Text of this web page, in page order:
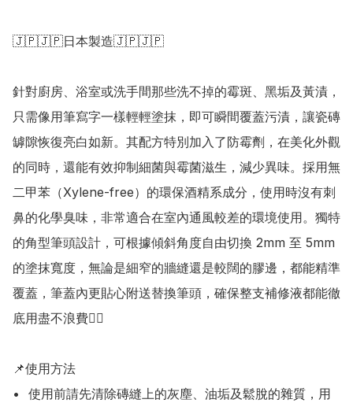
🇯🇵🇯🇵日本製造🇯🇵🇯🇵
針對廚房、浴室或洗手間那些洗不掉的霉斑、黑垢及黃漬，
只需像用筆寫字一樣輕輕塗抹，即可瞬間覆蓋污漬，讓瓷磚
罅隙恢復亮白如新。其配方特別加入了防霉劑，在美化外觀
的同時，還能有效抑制細菌與霉菌滋生，減少異味。採用無
二甲苯（Xylene-free）的環保酒精系成分，使用時沒有刺
鼻的化學臭味，非常適合在室內通風較差的環境使用。獨特
的角型筆頭設計，可根據傾斜角度自由切換 2mm 至 5mm
的塗抹寬度，無論是細窄的牆縫還是較闊的膠邊，都能精準
覆蓋，筆蓋內更貼心附送替換筆頭，確保整支補修液都能徹
底用盡不浪費👍🏻
📌使用方法
•	使用前請先清除磚縫上的灰塵、油垢及鬆脫的雜質，用